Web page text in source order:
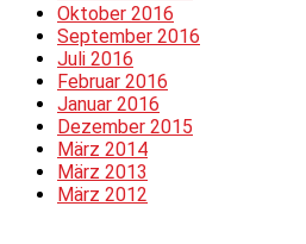
Oktober 2016
September 2016
Juli 2016
Februar 2016
Januar 2016
Dezember 2015
März 2014
März 2013
März 2012